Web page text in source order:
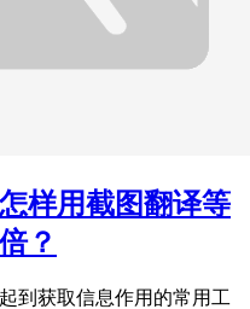
样用截图翻译等
？
到获取信息作用的常用工